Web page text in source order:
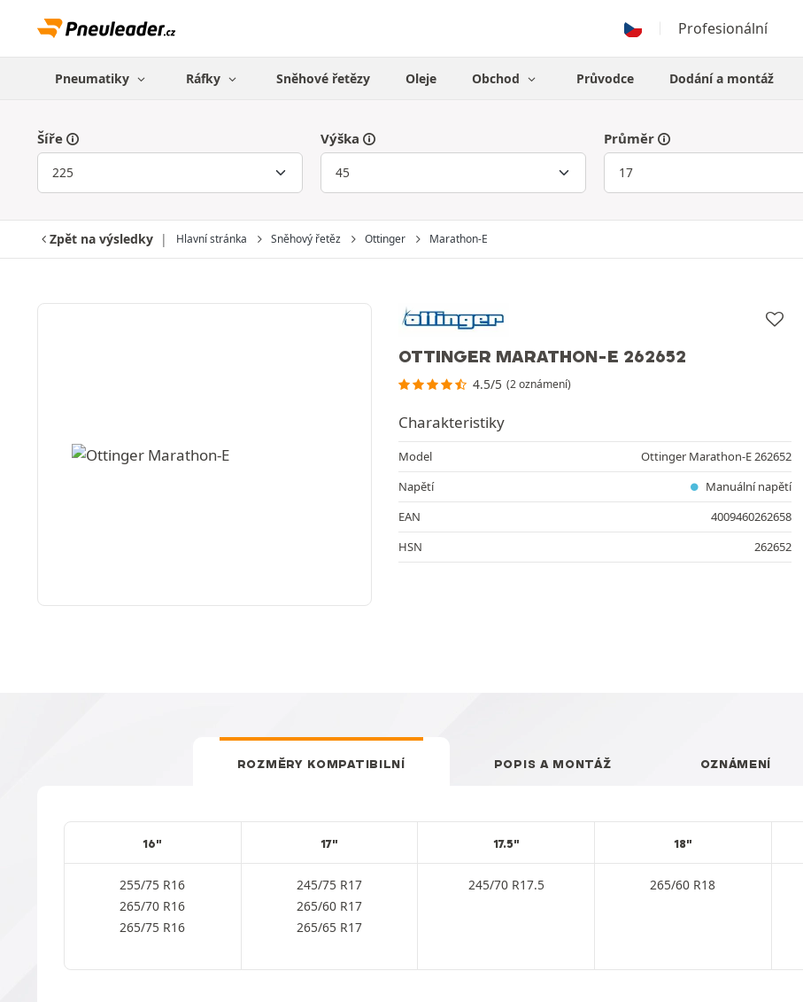
Profesionální
Pneumatiky Ráfky Sněhové řetězy Oleje Obchod Průvodce Dodání a montáž
Šíře Výška Průměr
Zpět na výsledky Hlavní stránka Sněhový řetěz Ottinger Marathon-E
OTTINGER MARATHON-E 262652
4.5/5 (2 oznámení)
Charakteristiky
Model
Ottinger Marathon-E 262652
Napětí
Manuální napětí
EAN
4009460262658
HSN
262652
ROZMĚRY KOMPATIBILNÍ POPIS A MONTÁŽ OZNÁMENÍ
16"
255/75 R16
265/70 R16
265/75 R16
17"
245/75 R17
265/60 R17
265/65 R17
17.5"
245/70 R17.5
18"
265/60 R18